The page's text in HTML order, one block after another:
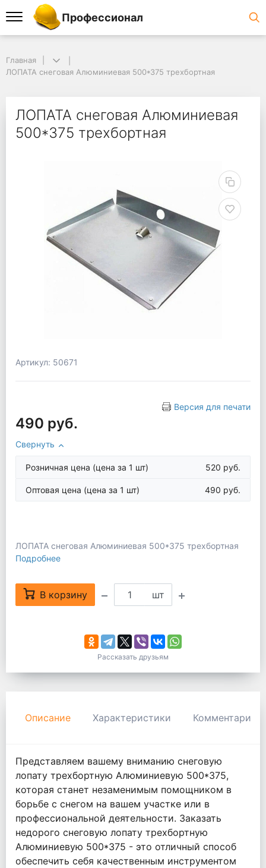
Профессионал
Главная
ЛОПАТА снеговая Алюминиевая 500*375 трехбортная
ЛОПАТА снеговая Алюминиевая
500*375 трехбортная
Артикул: 50671
Версия для печати
490 руб.
Свернуть
Розничная цена (цена за 1 шт) 520 руб.
Оптовая цена (цена за 1 шт) 490 руб.
ЛОПАТА снеговая Алюминиевая 500*375 трехбортная
Подробнее
В корзину шт
Рассказать друзьям
Описание Характеристики Комментарии
Представляем вашему вниманию снеговую
лопату трехбортную Алюминиевую 500*375,
которая станет незаменимым помощником в
борьбе с снегом на вашем участке или в
профессиональной деятельности. Заказать
недорого снеговую лопату трехбортную
Алюминиевую 500*375 - это отличный способ
обеспечить себя качественным инструментом